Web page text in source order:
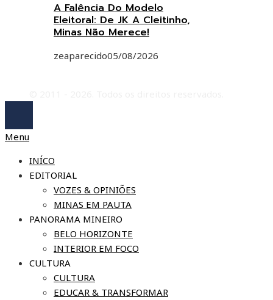
A Falência Do Modelo
Eleitoral: De JK A Cleitinho,
Minas Não Merece!
zeaparecido05/08/2026
Menu
INÍCO
EDITORIAL
VOZES & OPINIÕES
MINAS EM PAUTA
PANORAMA MINEIRO
BELO HORIZONTE
INTERIOR EM FOCO
CULTURA
CULTURA
EDUCAR & TRANSFORMAR